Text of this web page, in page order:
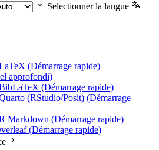
Selectionner la langue
(Démarrage rapide)
approfondi)
(Démarrage rapide)
(RStudio/Posit) (Démarrage
Markdown (Démarrage rapide)
(Démarrage rapide)